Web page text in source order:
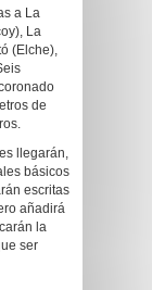
a La
La
(Elche),
de
llegarán,
básicos
escritas
añadirá
la
ser